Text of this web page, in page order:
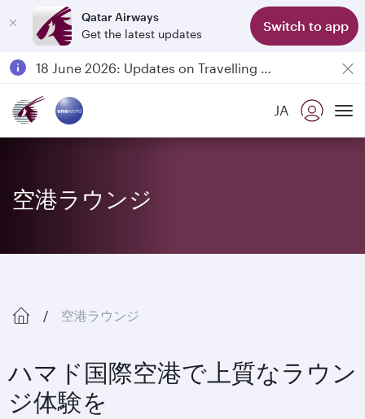
Qatar Airways
Get the latest updates
Switch to app
Passengers flying between Doha and Auckland on QR914 and QR915
18 June 2026: Updates on Travelling with Power Banks
JA
空港ラウンジ
空港ラウンジ
ハマド国際空港で上質なラウン
ジ体験を